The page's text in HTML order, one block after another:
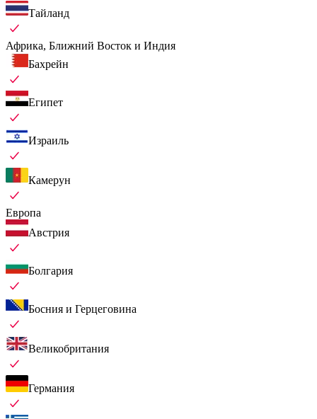
Тайланд
Африка, Ближний Восток и Индия
Бахрейн
Египет
Израиль
Камерун
Европа
Австрия
Болгария
Босния и Герцеговина
Великобритания
Германия